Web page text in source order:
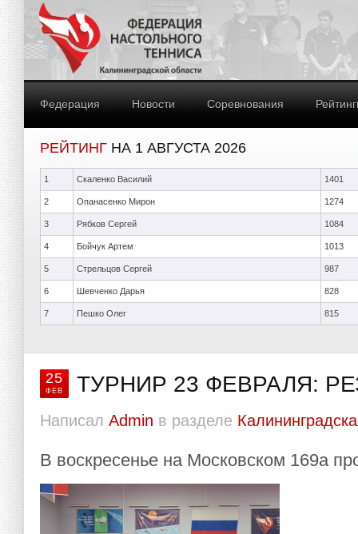
Федерация Новости Соревнования
РЕЙТИНГ НА 1 АВГУСТА 2026
1 Скаленко Василий 1401
2 Опанасенко Мирон 1274
3 Рябков Сергей 1084
4 Бойчук Артем 1013
5 Стрельцов Сергей 987
6 Шевченко Дарья 828
7 Пешко Олег 815
25
ФЕВ ТУРНИР 23 ФЕВРАЛЯ:
Написал Admin в разделе
В воскресенье на Московском 169а